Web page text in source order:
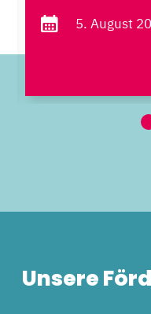
5. August
Unsere